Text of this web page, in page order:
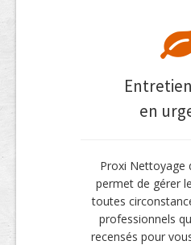
en
Proxi Nettoyage
permet de gérer
toutes
professionnels
recensés pour